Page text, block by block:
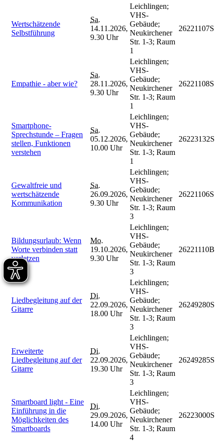
Wertschätzende
Selbstführung
Sa.
14.11.2026,
9.30 Uhr
Leichlingen;
VHS-
Gebäude;
Neukirchener
Str. 1-3; Raum
1
26221107S
Empathie - aber wie?
Sa.
28.11.2026,
9.30 Uhr
Leichlingen;
VHS-
Gebäude;
Neukirchener
Str. 1-3; Raum
1
26221108S
Smartphone-
Sprechstunde – Fragen
stellen, Funktionen
verstehen
Sa.
05.12.2026,
10.00 Uhr
Leichlingen;
VHS-
Gebäude;
Neukirchener
Str. 1-3; Raum
1
26223132S
Gewaltfreie und
wertschätzende
Kommunikation
Sa.
26.09.2026,
9.30 Uhr
Leichlingen;
VHS-
Gebäude;
Neukirchener
Str. 1-3; Raum
3
26221106S
Bildungsurlaub: Wenn
Worte verbinden statt
verletzen
Mo.
19.10.2026,
9.30 Uhr
Leichlingen;
VHS-
Gebäude;
Neukirchener
Str. 1-3; Raum
3
26221110B
Liedbegleitung auf der
Gitarre
Di.
22.09.2026,
18.00 Uhr
Leichlingen;
VHS-
Gebäude;
Neukirchener
Str. 1-3; Raum
3
26249280S
Erweiterte
Liedbegleitung auf der
Gitarre
Di.
22.09.2026,
19.30 Uhr
Leichlingen;
VHS-
Gebäude;
Neukirchener
Str. 1-3; Raum
3
26249285S
Smartboard light - Eine
Einführung in die
Möglichkeiten des
Smartboards
Di.
29.09.2026,
14.00 Uhr
Leichlingen;
VHS-
Gebäude;
Neukirchener
Str. 1-3; Raum
4
26223000S